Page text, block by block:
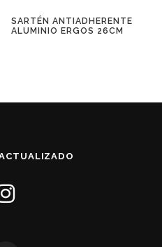
SARTÉN ANTIADHERENTE
ALUMINIO ERGOS 26CM